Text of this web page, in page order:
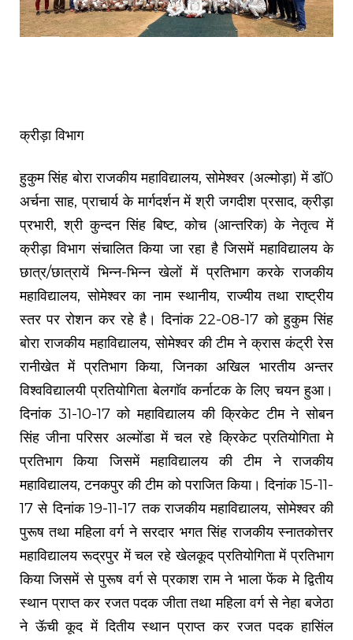
क्रीड़ा विभाग
हुकुम सिंह बोरा राजकीय महाविद्यालय, सोमेश्वर (अल्मोड़ा) में डाॅ0
अर्चना साह, प्राचार्य के मार्गदर्शन में श्री जगदीश प्रसाद, क्रीड़ा
प्रभारी, श्री कुन्दन सिंह बिष्ट, कोच (आन्तरिक) के नेतृत्व में
क्रीड़ा विभाग संचालित किया जा रहा है जिसमें महाविद्यालय के
छात्र/छात्रायें भिन्न-भिन्न खेलों में प्रतिभाग करके राजकीय
महाविद्यालय, सोमेश्वर का नाम स्थानीय, राज्यीय तथा राष्ट्रीय
स्तर पर रोशन कर रहे है। दिनांक 22-08-17 को हुकुम सिंह
बोरा राजकीय महाविद्यालय, सोमेश्वर की टीम ने क्रास कंट्री रेस
रानीखेत में प्रतिभाग किया, जिनका अखिल भारतीय अन्तर
विश्वविद्यालयी प्रतियोगिता बेलगाॅव कर्नाटक के लिए चयन हुआ।
दिनांक 31-10-17 को महाविद्यालय की क्रिकेट टीम ने सोबन
सिंह जीना परिसर अल्मोंडा में चल रहे क्रिकेट प्रतियोगिता मे
प्रतिभाग किया जिसमें महाविद्यालय की टीम ने राजकीय
महाविद्यालय, टनकपुर की टीम को पराजित किया। दिनांक 15-11-
17 से दिनांक 19-11-17 तक राजकीय महाविद्यालय, सोमेश्वर की
पुरूष तथा महिला वर्ग ने सरदार भगत सिंह राजकीय स्नातकोत्तर
महाविद्यालय रूद्रपुर में चल रहे खेलकूद प्रतियोगिता में प्रतिभाग
किया जिसमें से पुरूष वर्ग से प्रकाश राम ने भाला फेंक मे द्वितीय
स्थान प्राप्त कर रजत पदक जीता तथा महिला वर्ग से नेहा बजेठा
ने ऊॅची कूद में दितीय स्थान प्राप्त कर रजत पदक हासिंल